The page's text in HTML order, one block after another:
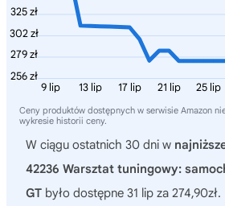
325 zł
302 zł
279 zł
256 zł
25 lip
21 lip
17 lip
13 lip
9 lip
Ceny produktów dostępnych w serwisie Amazon
wykresie historii ceny.
W ciągu ostatnich 30 dni w
42236 Warsztat tuningowy:
GT było dostępne 31 lip za 274,90zł.